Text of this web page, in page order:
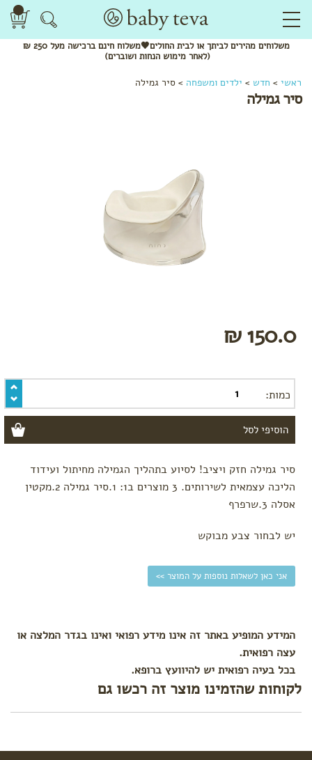
משלוחיםמהיריםלביתך או לבית החולים🖤משלוחחינם
ברכישה מעל 250 ₪
(לאחר מימוש הנחות ושוברים)
ראשי > חדש > ילדים ומשפחה > סיר גמילה
סיר גמילה
150.0 ₪
כמות:
סיר גמילה חזק ויציב! לסיוע בתהליך הגמילה מחיתול ועידוד
הליכה עצמאית לשירותים. 3 מוצרים ב1: 1.סיר גמילה 2.מקטין
אסלה 3.שרפרף
יש לבחור צבע מבוקש
אני כאן לשאלות נוספות על המוצר >>
המידע המופיע באתר זה אינו מידע רפואי ואינו בגדר המלצה או
עצה רפואית.
בכל בעיה רפואית יש להיוועץ ברופא.
לקוחות שהזמינו מוצר זה רכשו גם